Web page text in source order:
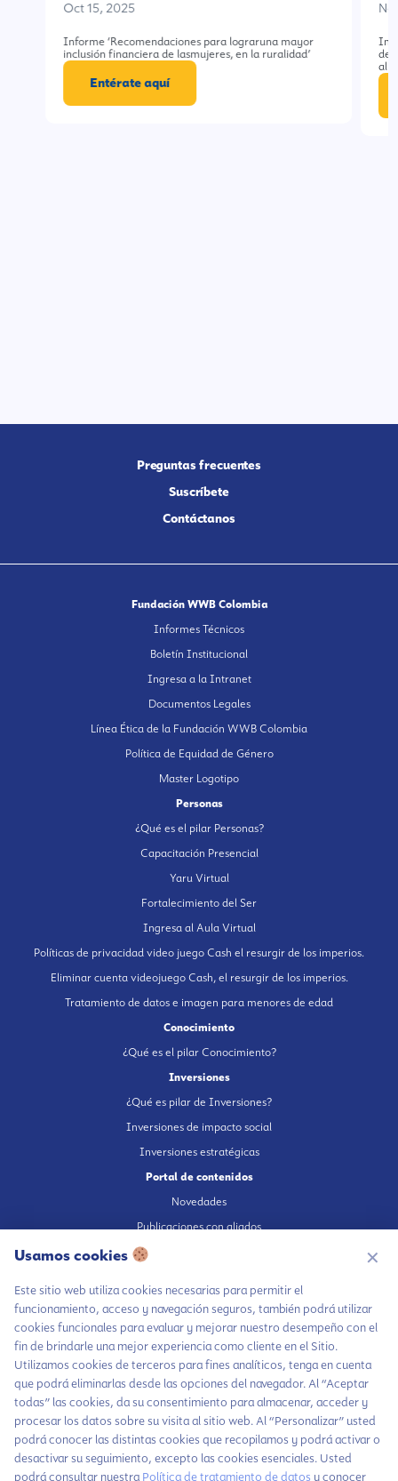
Oct 15, 2025
Informe ‘Recomendaciones para lograruna mayor
inclusión financiera de lasmujeres, en la ruralidad’
Entérate aquí
del
Chatea con LiA
Hablemos por
WhatsApp
Preguntas frecuentes
Suscríbete
Contáctanos
Fundación WWB Colombia
Informes Técnicos
Boletín Institucional
Ingresa a la Intranet
Documentos Legales
Línea Ética de la Fundación WWB Colombia
Política de Equidad de Género
Master Logotipo
Personas
¿Qué es el pilar Personas?
Capacitación Presencial
Yaru Virtual
Fortalecimiento del Ser
Ingresa al Aula Virtual
Políticas de privacidad video juego Cash el resurgir de los imperios.
Eliminar cuenta videojuego Cash, el resurgir de los imperios.
Tratamiento de datos e imagen para menores de edad
Conocimiento
¿Qué es el pilar Conocimiento?
Inversiones
¿Qué es pilar de Inversiones?
Inversiones de impacto social
Inversiones estratégicas
Portal de contenidos
Novedades
Publicaciones con aliados
Fundación en medios
Escúchanos en Spotify
Autorización de tratamiento de datos
Aviso Privacidad
Política tratamiento de datos
Política inversiones responsables y del Pilar Inversiones
Usamos cookies ✕
Este sitio web utiliza cookies necesarias para permitir el
funcionamiento, acceso y navegación seguros, también podrá utilizar
cookies funcionales para evaluar y mejorar nuestro desempeño con el
fin de brindarle una mejor experiencia como cliente en el Sitio.
Utilizamos cookies de terceros para fines analíticos, tenga en cuenta
que podrá eliminarlas desde las opciones del navegador. Al “Aceptar
todas” las cookies, da su consentimiento para almacenar, acceder y
procesar los datos sobre su visita al sitio web. Al “Personalizar” usted
podrá conocer las distintas cookies que recopilamos y podrá activar o
desactivar su seguimiento, excepto las cookies esenciales. Usted
podrá consultar nuestra Política de tratamiento de datos y conocer